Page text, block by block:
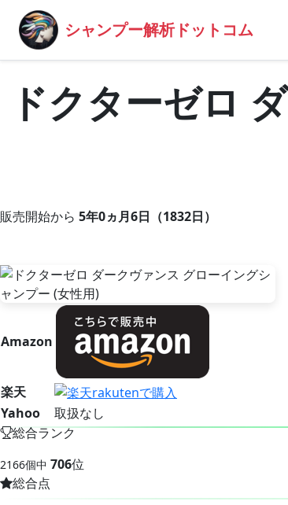
シャンプー解析ドットコム
ドクターゼロ
販売開始から 5年0ヵ月6日（1832日）
Amazon
楽天
Yahoo
取扱なし
総合ランク
2166個中 706位
総合点